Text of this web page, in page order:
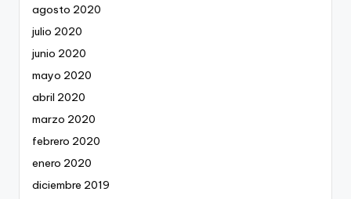
agosto 2020
julio 2020
junio 2020
mayo 2020
abril 2020
marzo 2020
febrero 2020
enero 2020
diciembre 2019